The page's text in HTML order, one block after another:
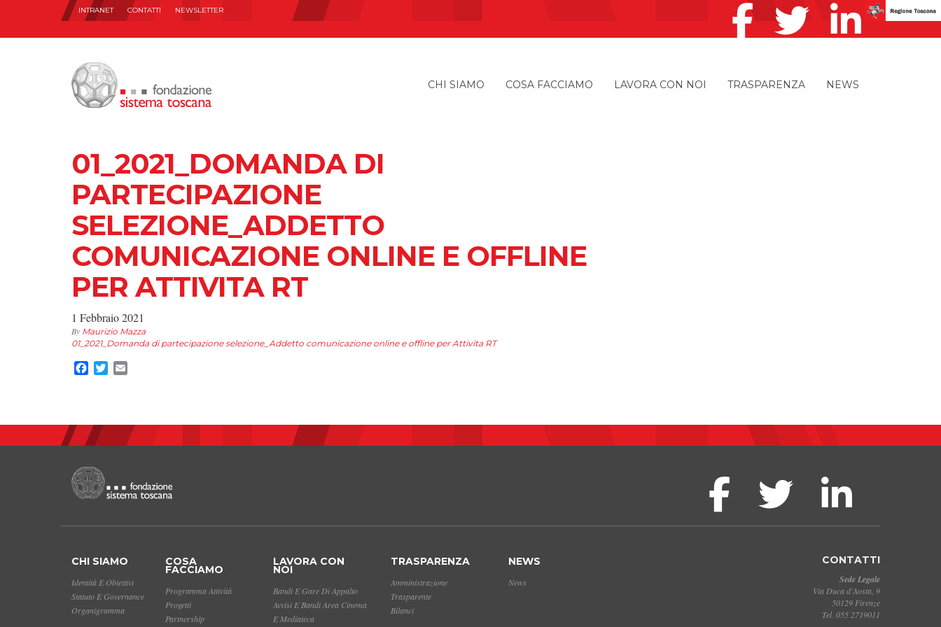
INTRANET CONTATTI NEWSLETTER
CHI SIAMO COSA FACCIAMO LAVORA CON NOI TRASPARENZA NEWS
01_2021_DOMANDA DI
PARTECIPAZIONE
SELEZIONE_ADDETTO
COMUNICAZIONE ONLINE E OFFLINE
PER ATTIVITA RT
1 Febbraio 2021
By Maurizio Mazza
01_2021_Domanda di partecipazione selezione_Addetto comunicazione online e offline per Attivita RT
Facebook
Twitter
CHI SIAMO
Identità E Obiettivi
Statuto E Governance
Organigramma
COSA
FACCIAMO
Programma Attività
Progetti
Partnership
LAVORA CON
NOI
Bandi E Gare Di Appalto
Avvisi E Bandi Area Cinema
E Mediateca
TRASPARENZA
Amministrazione
Trasparente
Bilanci
NEWS
News
CONTATTI
Sede Legale
Via Duca d'Aosta, 9
50129 Firenze
Tel. 055 2719011